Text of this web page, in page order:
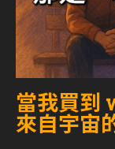
當我買到
來自宇宙